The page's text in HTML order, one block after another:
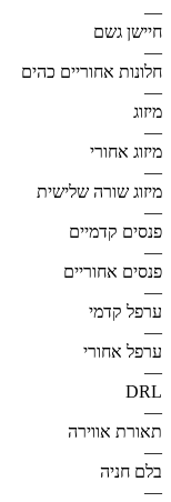
—
חיישן גשם
—
חלונות אחוריים כהים
—
מיזוג
—
מיזוג אחורי
—
מיזוג שורה שלישית
—
פנסים קדמיים
—
פנסים אחוריים
—
ערפל קדמי
—
ערפל אחורי
—
DRL
—
תאורת אווירה
—
בלם חניה
—